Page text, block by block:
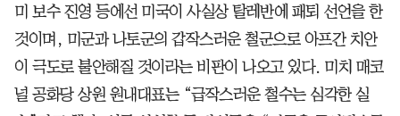
미 보수 진영 등에선 미국이 사실상 탈레반에 패퇴 선언을 한
것이며, 미군과 나토군의 갑작스러운 철군으로 아프간 치안
이 극도로 불안해질 것이라는 비판이 나오고 있다. 미치 매코
널 공화당 상원 원내대표는 “급작스러운 철수는 심각한 실